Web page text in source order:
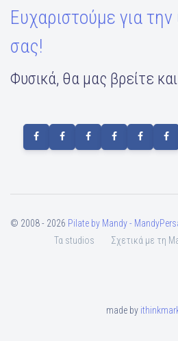
Ευχαριστούμε για
σας!
Φυσικά, θα μας βρείτε
© 2008 - 2026 Pilate by Mandy -
Τα studios
Σχετικά με τη
made by